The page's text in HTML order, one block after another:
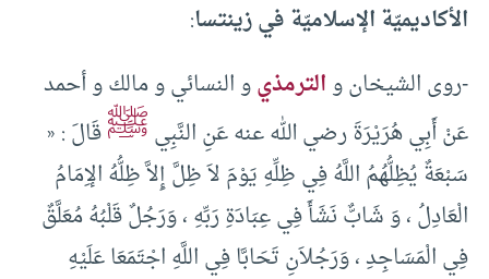
الأكاديميّة الإسلاميّة في زينتسا:
-روى الشيخان والترمذيو النسائي و مالك و أحمد
عَنْ أَبِي هُرَيْرَةَ رضي الله عنه عَنِ النَّبِيﷺقَالَ : «‏
سَبْعَةٌ يُظِلُّهُمُ اللَّهُ فِي ظِلِّهِ يَوْمَ لاَ ظِلَّ إِلاَّ ظِلُّهُ الإِمَامُ
الْعَادِلُ ،‏ وَ شَابٌّ نَشَأَ فِي عِبَادَةِ رَبِّهِ ،‏ وَرَجُلٌ قَلْبُهُ مُعَلَّقٌ
فِي الْمَسَاجِدِ ،‏ وَرَجُلاَنِ تَحَابَّا فِي اللَّهِ اجْتَمَعَا عَلَيْهِ